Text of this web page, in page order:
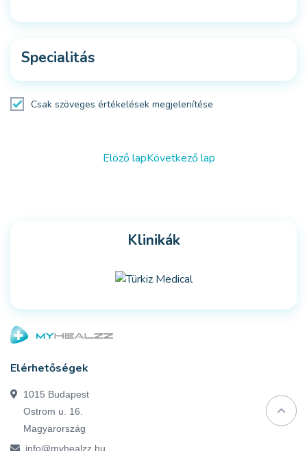
Specialitás
Csak szöveges értékelések megjelenítése
Elöző lapKövetkező lap
Klinikák
Elérhetőségek
1015 Budapest
Ostrom u. 16.
Magyarország
info@myhealzz.hu